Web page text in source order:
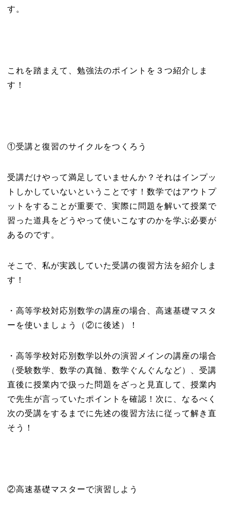
す。
これを踏まえて、勉強法のポイントを３つ紹介しま
す！
①受講と復習のサイクルをつくろう
受講だけやって満足していませんか？それはインプッ
トしかしていないということです！数学ではアウトプ
ットをすることが重要で、実際に問題を解いて授業で
習った道具をどうやって使いこなすのかを学ぶ必要が
あるのです。
そこで、私が実践していた受講の復習方法を紹介しま
す！
・高等学校対応別数学の講座の場合、高速基礎マスタ
ーを使いましょう（②に後述）！
・高等学校対応別数学以外の演習メインの講座の場合
（受験数学、数学の真髄、数学ぐんぐんなど）、受講
直後に授業内で扱った問題をざっと見直して、授業内
で先生が言っていたポイントを確認！次に、なるべく
次の受講をするまでに先述の復習方法に従って解き直
そう！
②高速基礎マスターで演習しよう